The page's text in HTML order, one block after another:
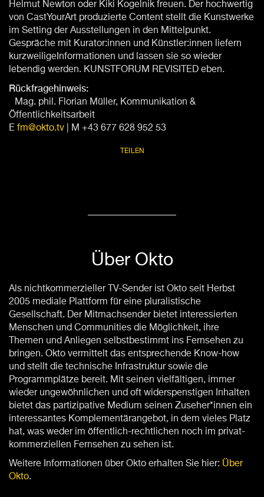
Helmut Newton oder Kiki Kogelnik freuen. Der hochwertig
von CastYourArt produzierte Content stellt die Kunstwerke
im Setting der Ausstellungen in den Mittelpunkt.
Gespräche mit Kurator:innen und Künstler:innen liefern
kurzweiligeInformationen und lassen sie so wieder
lebendig werden. KUNSTFORUM REVISITED eben.
Rückfragehinweis:
Mag. phil. Florian Müller, Kommunikation &
Öffentlichkeitsarbeit
E fm@okto.tv | M +43 677 628 952 53
TEILEN
Über Okto
Als nichtkommerzieller TV-Sender ist Okto seit Herbst
2005 mediale Plattform für eine pluralistische
Gesellschaft. Der Mitmachsender bietet interessierten
Menschen und Communities die Möglichkeit, ihre
Themen und Anliegen selbstbestimmt ins Fernsehen zu
bringen. Okto vermittelt das entsprechende Know-how
und stellt die technische Infrastruktur sowie die
Programmplätze bereit. Mit seinen vielfältigen, immer
wieder ungewöhnlichen und oft widerspenstigen Inhalten
bietet das partizipative Medium seinen Zuseher*innen ein
interessantes Komplementärangebot, in dem vieles Platz
hat, was weder im öffentlich-rechtlichen noch im privat-
kommerziellen Fernsehen zu sehen ist.
Weitere Informationen über Okto erhalten Sie hier: Über
Okto.